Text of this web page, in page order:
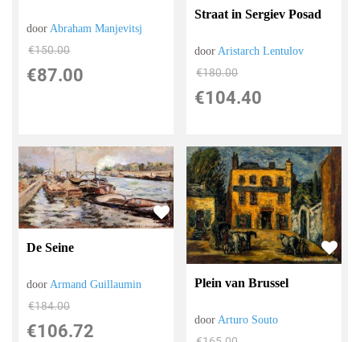
doorAbraham Manjevitsj
€150.00
€87.00
Straat in Sergiev Posad
door Aristarch Lentulov
€180.00
€104.40
De Seine
doorArmand Guillaumin
€184.00
€106.72
Plein van Brussel
doorArturo Souto